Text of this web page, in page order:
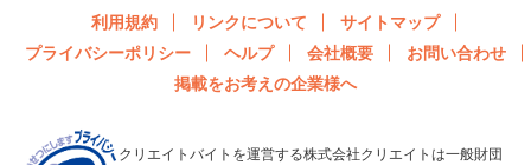
利用規約 リンクについて
サイトマップ
プライバシーポリシー
ヘルプ 会社概要
お問い合わせ
掲載をお考えの企業様へ
クリエイトバイトを運営する株式会社クリエイトは一般財団